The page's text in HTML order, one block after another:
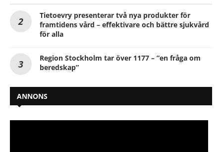
Tietoevry presenterar två nya produkter för
framtidens vård – effektivare och bättre sjukvård
för alla
Region Stockholm tar över 1177 – ”en fråga om
beredskap”
ANNONS